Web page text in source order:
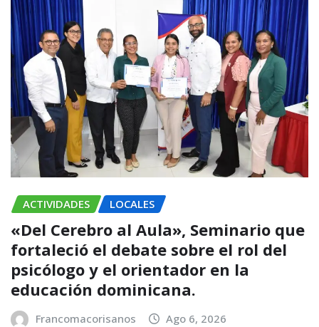
ACTIVIDADES LOCALES
«Del Cerebro al Aula», Seminario que
fortaleció el debate sobre el rol del
psicólogo y el orientador en la
educación dominicana.
Francomacorisanos Ago 6, 2026